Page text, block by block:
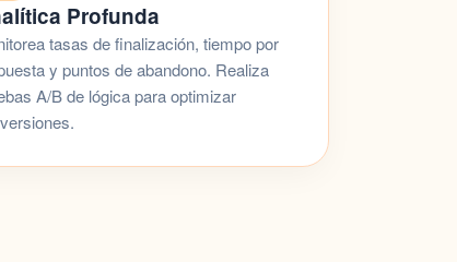
Profunda
tasas de finalización, tiempo por
y puntos de abandono. Realiza
A/B de lógica para optimizar